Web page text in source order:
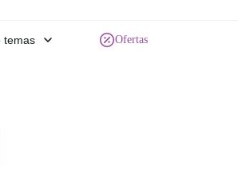
temas Ofertas